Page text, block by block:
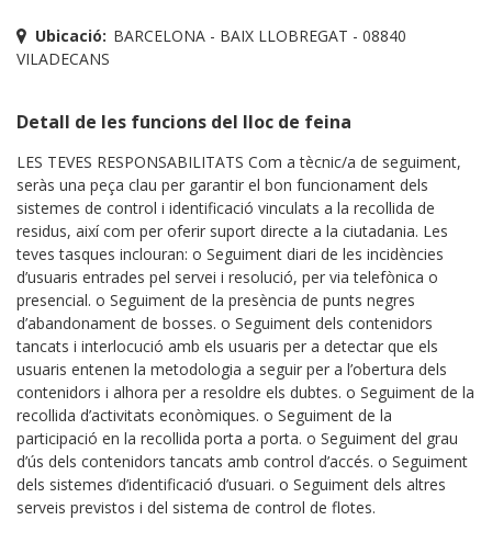
Ubicació: BARCELONA - BAIX LLOBREGAT - 08840
VILADECANS
Detall de les funcions del lloc de feina
LES TEVES RESPONSABILITATS Com a tècnic/a de seguiment,
seràs una peça clau per garantir el bon funcionament dels
sistemes de control i identificació vinculats a la recollida de
residus, així com per oferir suport directe a la ciutadania. Les
teves tasques inclouran: o Seguiment diari de les incidències
d’usuaris entrades pel servei i resolució, per via telefònica o
presencial. o Seguiment de la presència de punts negres
d’abandonament de bosses. o Seguiment dels contenidors
tancats i interlocució amb els usuaris per a detectar que els
usuaris entenen la metodologia a seguir per a l’obertura dels
contenidors i alhora per a resoldre els dubtes. o Seguiment de la
recollida d’activitats econòmiques. o Seguiment de la
participació en la recollida porta a porta. o Seguiment del grau
d’ús dels contenidors tancats amb control d’accés. o Seguiment
dels sistemes d’identificació d’usuari. o Seguiment dels altres
serveis previstos i del sistema de control de flotes.